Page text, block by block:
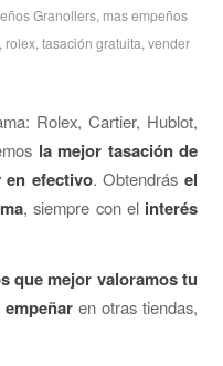
Granollers, mas empeños
, rolex, tasación gratuita, vender
Rolex, Cartier, Hublot,
la mejor tasación de
efectivo. Obtendrásel
, siempre con el interés
que mejor valoramos tu
empeñar en otras tiendas,